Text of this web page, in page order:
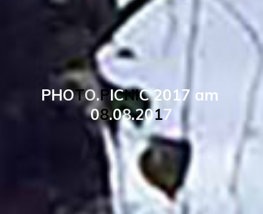
PHOTO.PICNIC 2017 am
08.08.2017